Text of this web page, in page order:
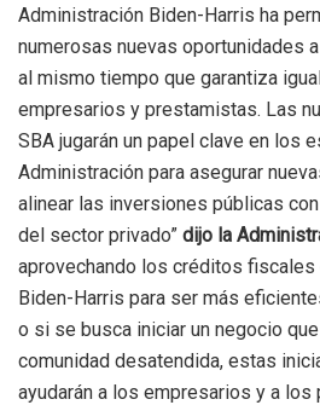
Administración Biden-Harris ha
numerosas nuevas oportunidades
al mismo tiempo que garantiza
empresarios y prestamistas. Las
SBA jugarán un papel clave en los
Administración para asegurar
alinear las inversiones públicas
del sector privado” dijo la
aprovechando los créditos
Biden-Harris para ser más
o si se busca iniciar un negocio
comunidad desatendida, estas
ayudarán a los empresarios y a